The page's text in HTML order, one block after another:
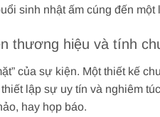
sinh nhật ấm cúng đến
thương hiệu và tính
của sự kiện. Một thiết kế
lập sự uy tín và nghiêm
hay họp báo.